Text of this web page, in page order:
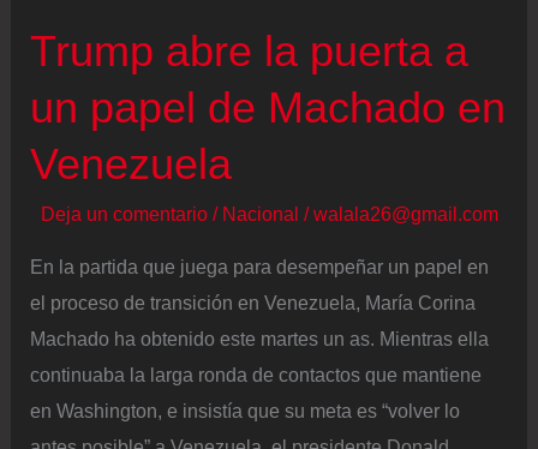
poder”
Trump abre la puerta a
un papel de Machado en
Venezuela
Deja un comentario / Nacional /walala26@gmail.com
En la partida que juega para desempeñar un papel en
el proceso de transición en Venezuela, María Corina
Machado ha obtenido este martes un as. Mientras ella
continuaba la larga ronda de contactos que mantiene
en Washington, e insistía que su meta es “volver lo